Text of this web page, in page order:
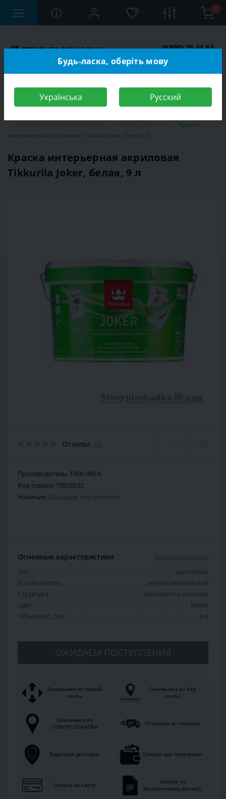
0
0(800) 75 11 63
Краска
интерьерная акриловая Tikkurila Joker, белая, 9 л
Краска интерьерная акриловая
Tikkurila Joker, белая, 9 л
Отзывы: (0)
Производитель: TIKKURILA
Код товара: 15928832
Наличие: Ожидаем поступления
Основные характеристики Все характеристики
Тип:
акриловая
Устойчивость:
интенсивное мытьё
Структура:
шелковисто-матовая
Цвет:
белая
Объем/вес, л/кг:
9 л
ОЖИДАЕМ ПОСТУПЛЕНИЯ
Самовывоз из Новой
почты
Самовывоз из Укр
почты
Самовывоз из
STROYPLOSHADKA
Отправка по Украине
Адресная доставка Оплата при получении
Оплата на карту
Оплата по
безналичному расчету
Будь-ласка, оберіть мову
Українська Русский